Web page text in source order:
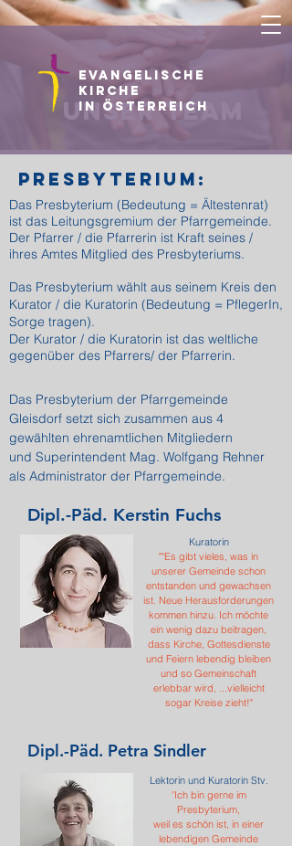
Evangelische
Kirche
in Österreich
unser team
Presbyterium:
Das Presbyterium (Bedeutung = Ältestenrat)
ist das Leitungsgremium der Pfarrgemeinde.
Der Pfarrer / die Pfarrerin ist Kraft seines /
ihres Amtes Mitglied des Presbyteriums.
Das Presbyterium wählt aus seinem Kreis den
Kurator / die Kuratorin (Bedeutung = PflegerIn,
Sorge tragen).
Der Kurator / die Kuratorin ist das weltliche
gegenüber des Pfarrers/ der Pfarrerin.
Das Presbyterium der Pfarrgemeinde
Gleisdorf setzt sich zusammen aus 4
gewählten ehrenamtlichen Mitgliedern
und Superintendent Mag. Wolfgang Rehner
als Administrator der Pfarrgemeinde.
Dipl.-Päd. Kerstin Fuchs
Kuratorin
""Es gibt vieles, was in
unserer Gemeinde schon
entstanden und gewachsen
ist. Neue Herausforderungen
kommen hinzu. Ich möchte
ein wenig dazu beitragen,
dass Kirche, Gottesdienste
und Feiern lebendig bleiben
und so Gemeinschaft
erlebbar wird, ...vielleicht
sogar Kreise zieht!"
Dipl.-Päd. Petra Sindler
Lektorin und Kuratorin Stv.
"Ich bin gerne im
Presbyterium,
weil es schön ist, in einer
lebendigen Gemeinde